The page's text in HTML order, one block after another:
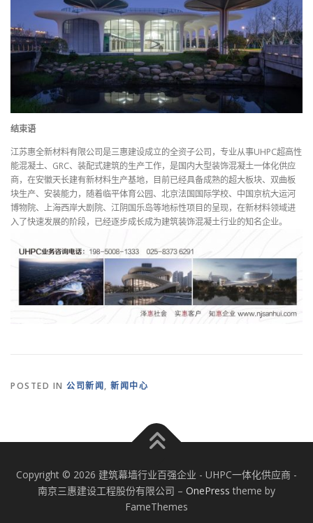
结束语
江苏惠全新材料有限公司是三惠建设成立的全资子公司，专业从事UHPC超高性
能混凝土、GRC、装配式建筑的生产工作，是国内大型装饰混凝土一体化供应
商，在安徽天长建有新材料生产基地，目前已经具备成熟的超大板块、双曲板
块生产、安装能力，随着临平体育公园、北京法国国际学校、中国京杭大运河
博物院、上海西岸大剧院、江阴国乐岛等地标性项目的呈现，在新材料领域进
入了快速发展的阶段，已经逐步成长成为建筑装饰混凝土行业的知名企业。
POSTED IN 公司新闻, 新闻中心
Copyright © 2026 建筑幕墙行业百强企业 - UHPC一体化供应商 -
南京三惠建设工程股份有限公司 – OnePress theme by
FameThemes